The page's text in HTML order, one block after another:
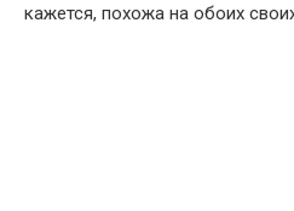
кажется, похожа на обоих